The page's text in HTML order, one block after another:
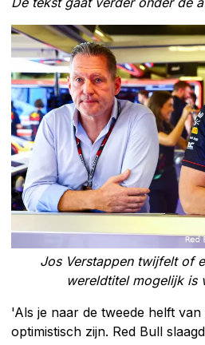
Jos Verstappen twijfelt of
wereldtitel mogelijk is
'Als je naar de tweede helft
optimistisch zijn. Red Bull